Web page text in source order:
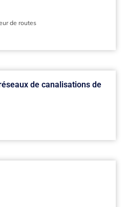
de routes
de canalisations de